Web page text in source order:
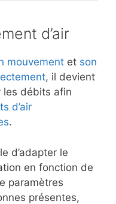
d’air
mouvement et son
, il devient
les débits afin
d’air
.
d’adapter le
en fonction de
paramètres
présentes,